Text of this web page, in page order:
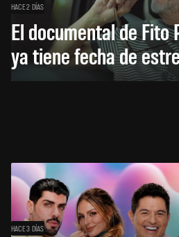
HACE 2 DÍAS
El documental de Fito
ya tiene fecha de
HACE 3 DÍAS